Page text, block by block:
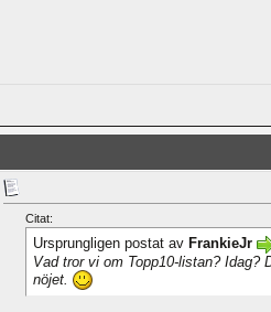
Citat:
Ursprungligen postat av FrankieJr
Vad tror vi om Topp10-listan? Idag?
nöjet.